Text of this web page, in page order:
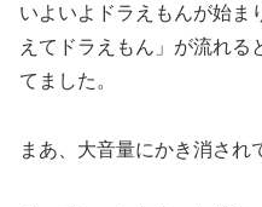
いよいよドラえもんが始ま
えてドラえもん」が流れる
てました。
まあ、大音量にかき消さ